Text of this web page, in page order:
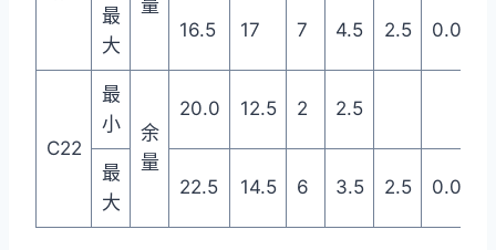
量
最
大
16.5 17 7 4.5 2.5 0.08
C22
最
小
余
量
20.0 12.5 2 2.5
最
大
22.5 14.5 6 3.5 2.5 0.015